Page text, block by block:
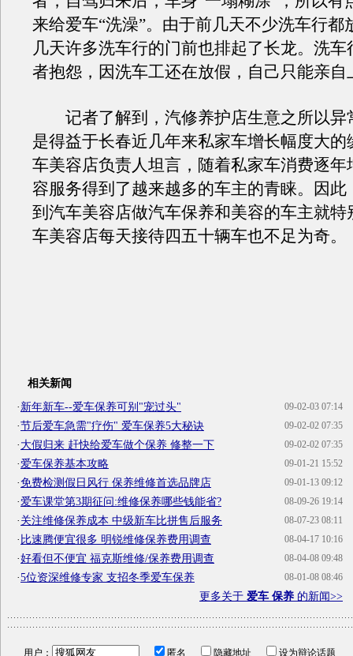
来给爱车“洗澡”。由于前几天不少洗车行都
几天许多洗车行的门前也排起了长龙。洗车
者抱怨，因洗车工还在放假，自己只能亲自
记者了解到，汽修养护店生意之所以异
是得益于长春近几年来私家车增长幅度大的
车美容店负责人坦言，随着私家车消费逐年
容服务得到了越来越多的车主的青睐。因此
到汽车美容店做汽车保养和美容的车主就特
车美容店每天接待四五十辆车也不足为奇。
相关新闻
09-02-03 07:14
·新年新车--爱车保养可别"宠过头"
09-02-02 07:35
·节后爱车急需"疗伤" 爱车保养5大秘诀
09-02-02 07:35
·大假归来 赶快给爱车做个保养 修整一下
09-01-21 15:52
·爱车保养基本攻略
09-01-13 09:12
·免费检测假日风行 保养维修首选品牌店
08-09-26 19:14
·爱车课堂第3期征问:维修保养哪些钱能省?
08-07-23 08:11
·关注维修保养成本 中级新车比拼售后服务
08-04-17 10:16
· 比速腾便宜很多 明锐维修保养费用调查
08-04-08 09:48
·好看但不便宜 福克斯维修/保养费用调查
08-01-08 08:46
·5位资深维修专家 支招冬季爱车保养
更多关于 爱车 保养 的新闻>>
用户： 匿名 隐藏地址
设为辩论话题